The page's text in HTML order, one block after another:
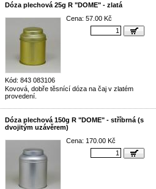
Dóza plechová 25g R "DOME" - zlatá
Kód: 843 083106
Cena: 57.00 Kč
Kovová, dobře těsnící dóza na čaj v zlatém
provedení.
Dóza plechová 150g R "DOME" - stříbrná (s
dvojitým uzávěrem)
Cena: 170.00 Kč